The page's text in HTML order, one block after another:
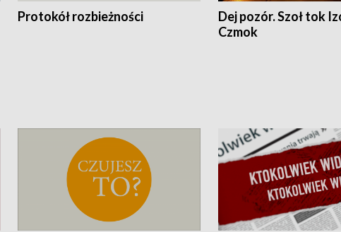
Protokół rozbieżności
Dej pozór. Szoł tok
Czmok